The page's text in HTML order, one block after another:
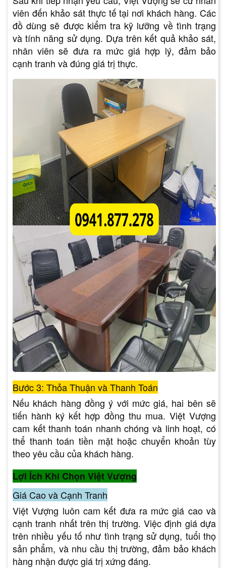
viên đến khảo sát thực tế tại nơi khách hàng. Các
đồ dùng sẽ được kiểm tra kỹ lưỡng về tình trạng
và tính năng sử dụng. Dựa trên kết quả khảo sát,
nhân viên sẽ đưa ra mức giá hợp lý, đảm bảo
cạnh tranh và đúng giá trị thực.
Bước 3: Thỏa Thuận và Thanh Toán
Nếu khách hàng đồng ý với mức giá, hai bên sẽ
tiến hành ký kết hợp đồng thu mua. Việt Vượng
cam kết thanh toán nhanh chóng và linh hoạt, có
thể thanh toán tiền mặt hoặc chuyển khoản tùy
theo yêu cầu của khách hàng.
Lợi Ích Khi Chọn Việt Vượng
Giá Cao và Cạnh Tranh
Việt Vượng luôn cam kết đưa ra mức giá cao và
cạnh tranh nhất trên thị trường. Việc định giá dựa
trên nhiều yếu tố như tình trạng sử dụng, tuổi thọ
sản phẩm, và nhu cầu thị trường, đảm bảo khách
hàng nhận được giá trị xứng đáng.